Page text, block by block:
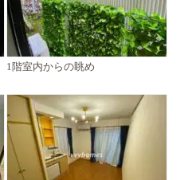
1階室内からの眺め